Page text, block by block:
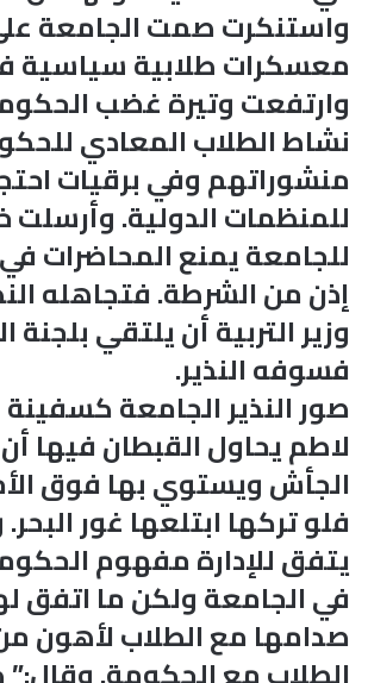
واستنكرت صمت الجامعة
معسكرات طلابية سياسية
وارتفعت وتيرة غضب
نشاط الطلاب المعادي
منشوراتهم وفي برقيات
للمنظمات الدولية. وأرسلت
للجامعة يمنع المحاضرات
إذن من الشرطة. فتجاهله
وزير التربية أن يلتقي بلجنة
فسوفه النذير.
صور النذير الجامعة
لاطم يحاول القبطان فيها
الجأش ويستوي بها فوق
فلو تركها ابتلعها غور
يتفق للإدارة مفهوم
في الجامعة ولكن ما اتفق
صدامها مع الطلاب لأهون